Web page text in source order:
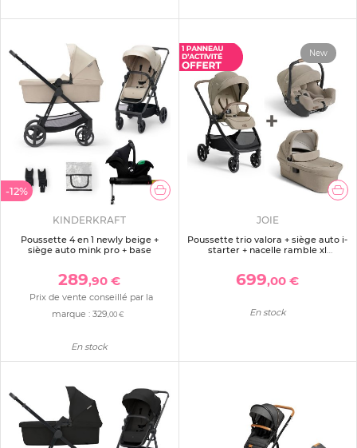
-12%
KINDERKRAFT
Poussette 4 en 1 newly beige +
siège auto mink pro + base
289,90 €
Prix de vente conseillé par la
marque : 329,00 €
En stock
New
JOIE
Poussette trio valora + siège auto i-
starter + nacelle ramble xl
699,00 €
En stock